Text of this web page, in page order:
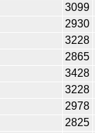
3099
2930
3228
2865
3428
3228
2978
2825